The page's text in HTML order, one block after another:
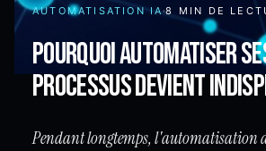
AUTOMATISATION IA 8 MIN DE
Pourquoi automatiser
processus devient
Pendant longtemps, l'automatisation a